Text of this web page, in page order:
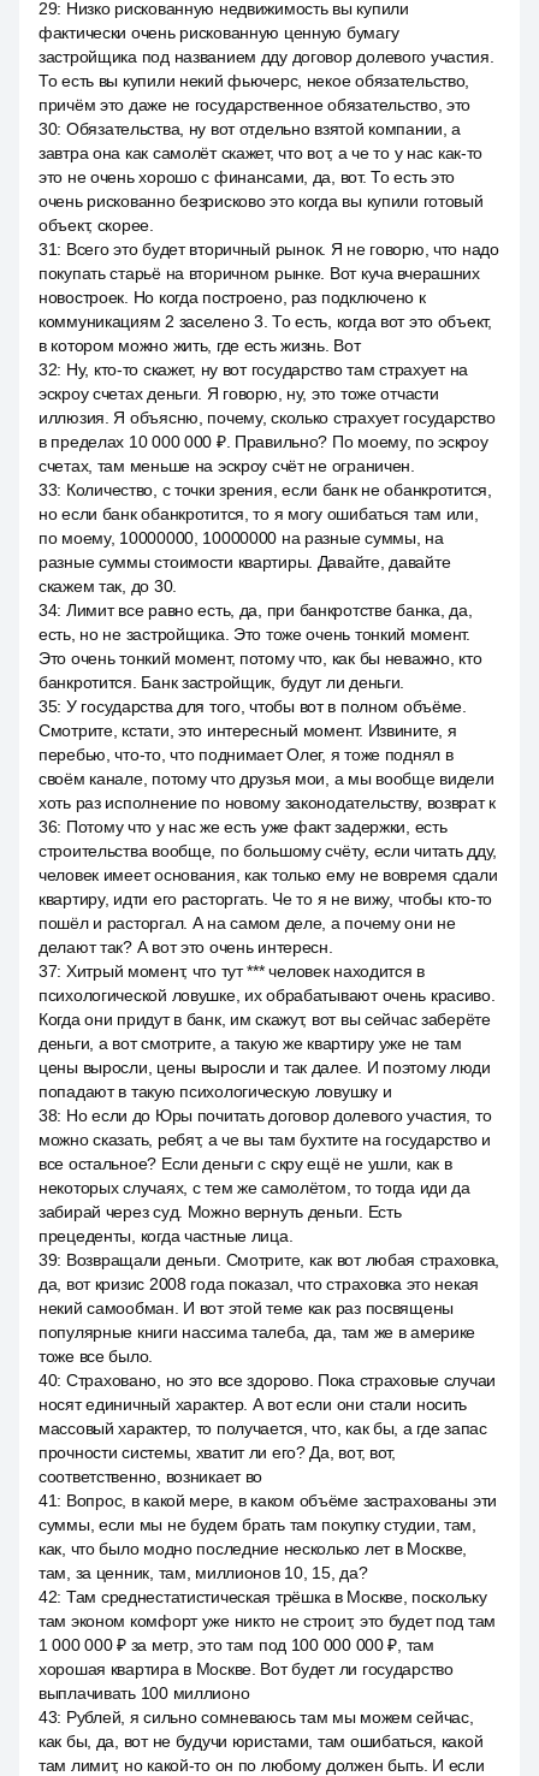
29: Низко рискованную недвижимость вы купили
фактически очень рискованную ценную бумагу
застройщика под названием дду договор долевого участия.
То есть вы купили некий фьючерс, некое обязательство,
причём это даже не государственное обязательство, это
30: Обязательства, ну вот отдельно взятой компании, а
завтра она как самолёт скажет, что вот, а че то у нас как-то
это не очень хорошо с финансами, да, вот. То есть это
очень рискованно безрисково это когда вы купили готовый
объект, скорее.
31: Всего это будет вторичный рынок. Я не говорю, что надо
покупать старьё на вторичном рынке. Вот куча вчерашних
новостроек. Но когда построено, раз подключено к
коммуникациям 2 заселено 3. То есть, когда вот это объект,
в котором можно жить, где есть жизнь. Вот
32: Ну, кто-то скажет, ну вот государство там страхует на
эскроу счетах деньги. Я говорю, ну, это тоже отчасти
иллюзия. Я объясню, почему, сколько страхует государство
в пределах 10 000 000 ₽. Правильно? По моему, по эскроу
счетах, там меньше на эскроу счёт не ограничен.
33: Количество, с точки зрения, если банк не обанкротится,
но если банк обанкротится, то я могу ошибаться там или,
по моему, 10000000, 10000000 на разные суммы, на
разные суммы стоимости квартиры. Давайте, давайте
скажем так, до 30.
34: Лимит все равно есть, да, при банкротстве банка, да,
есть, но не застройщика. Это тоже очень тонкий момент.
Это очень тонкий момент, потому что, как бы неважно, кто
банкротится. Банк застройщик, будут ли деньги.
35: У государства для того, чтобы вот в полном объёме.
Смотрите, кстати, это интересный момент. Извините, я
перебью, что-то, что поднимает Олег, я тоже поднял в
своём канале, потому что друзья мои, а мы вообще видели
хоть раз исполнение по новому законодательству, возврат к
36: Потому что у нас же есть уже факт задержки, есть
строительства вообще, по большому счёту, если читать дду,
человек имеет основания, как только ему не вовремя сдали
квартиру, идти его расторгать. Че то я не вижу, чтобы кто-то
пошёл и расторгал. А на самом деле, а почему они не
делают так? А вот это очень интересн.
37: Хитрый момент, что тут *** человек находится в
психологической ловушке, их обрабатывают очень красиво.
Когда они придут в банк, им скажут, вот вы сейчас заберёте
деньги, а вот смотрите, а такую же квартиру уже не там
цены выросли, цены выросли и так далее. И поэтому люди
попадают в такую психологическую ловушку и
38: Но если до Юры почитать договор долевого участия, то
можно сказать, ребят, а че вы там бухтите на государство и
все остальное? Если деньги с скру ещё не ушли, как в
некоторых случаях, с тем же самолётом, то тогда иди да
забирай через суд. Можно вернуть деньги. Есть
прецеденты, когда частные лица.
39: Возвращали деньги. Смотрите, как вот любая страховка,
да, вот кризис 2008 года показал, что страховка это некая
некий самообман. И вот этой теме как раз посвящены
популярные книги нассима талеба, да, там же в америке
тоже все было.
40: Страховано, но это все здорово. Пока страховые случаи
носят единичный характер. А вот если они стали носить
массовый характер, то получается, что, как бы, а где запас
прочности системы, хватит ли его? Да, вот, вот,
соответственно, возникает во
41: Вопрос, в какой мере, в каком объёме застрахованы эти
суммы, если мы не будем брать там покупку студии, там,
как, что было модно последние несколько лет в Москве,
там, за ценник, там, миллионов 10, 15, да?
42: Там среднестатистическая трёшка в Москве, поскольку
там эконом комфорт уже никто не строит, это будет под там
1 000 000 ₽ за метр, это там под 100 000 000 ₽, там
хорошая квартира в Москве. Вот будет ли государство
выплачивать 100 миллионо
43: Рублей, я сильно сомневаюсь там мы можем сейчас,
как бы, да, вот не будучи юристами, там ошибаться, какой
там лимит, но какой-то он по любому должен быть. И если